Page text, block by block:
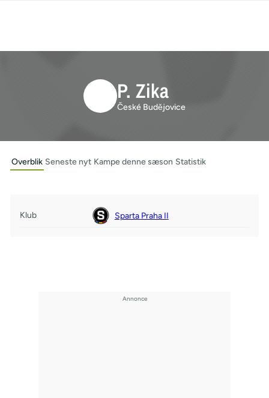
P. Zika
České Budějovice
Overblik Seneste nyt Kampe denne sæson Statistik
Klub Sparta Praha II